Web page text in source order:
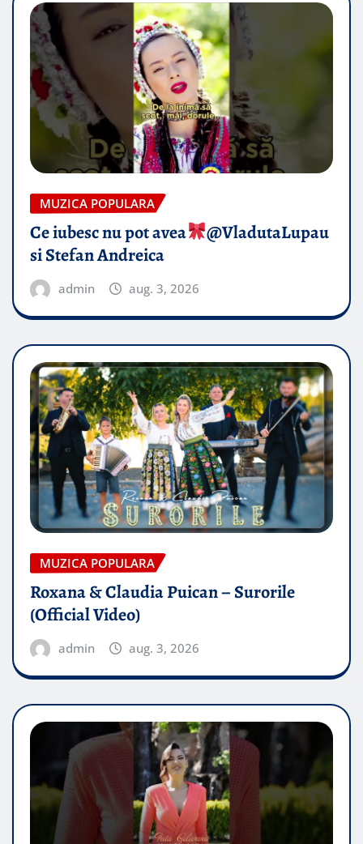
MUZICA POPULARA
Ce iubesc nu pot avea
​@VladutaLupau
si Stefan Andreica
admin aug. 3, 2026
MUZICA POPULARA
Roxana & Claudia Puican – Surorile
(Official Video)
admin aug. 3, 2026